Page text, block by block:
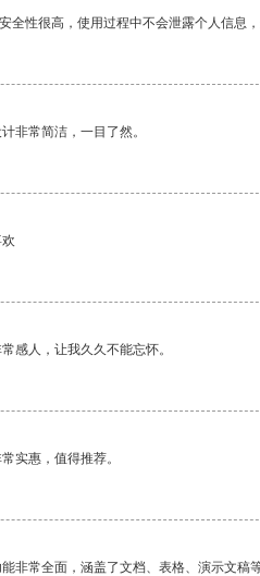
全性很高，使用过程中不会泄露个人信息
非常简洁，一目了然。
感人，让我久久不能忘怀。
实惠，值得推荐。
非常全面，涵盖了文档、表格、演示文稿